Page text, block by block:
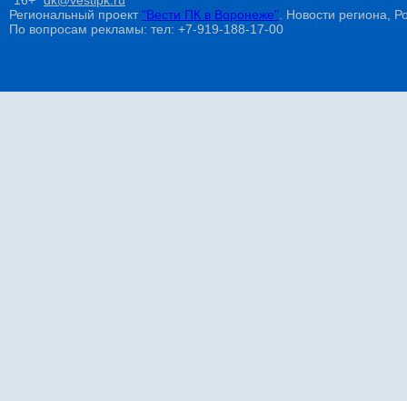
Региональный проект"Вести ПК в Воронеже" . Новости региона,
По вопросам рекламы: тел: +7-919-188-17-00